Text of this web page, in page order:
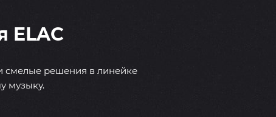
ELAC
смелые решения в линейке
музыку.